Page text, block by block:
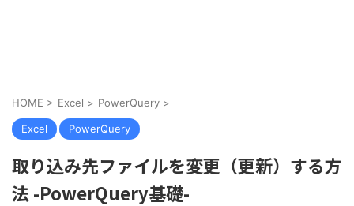
HOME > Excel > PowerQuery >
Excel PowerQuery
取り込み先ファイルを変更（更新）する方
法 -PowerQuery基礎-